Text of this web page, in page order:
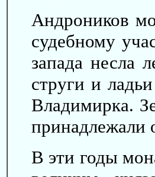
Андроников
судебному
запада несла
струги и
Владимирка.
принадлежали
В эти годы